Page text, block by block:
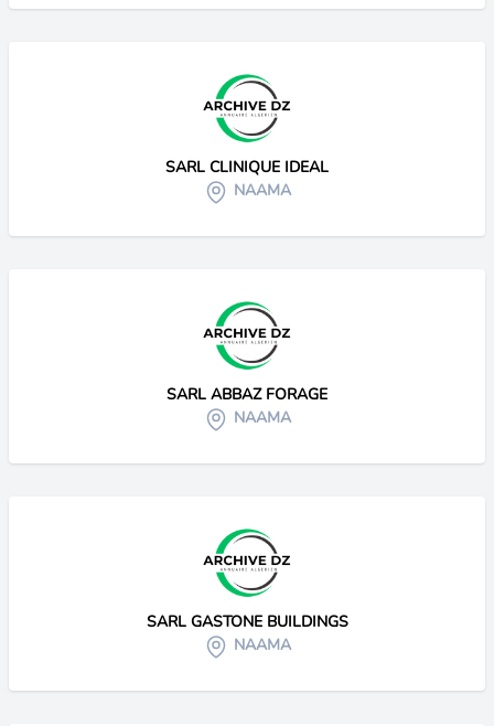
SARL CLINIQUE IDEAL
NAAMA
SARL ABBAZ FORAGE
NAAMA
SARL GASTONE BUILDINGS
NAAMA